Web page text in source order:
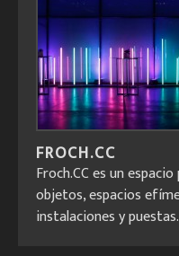
FROCH.CC
Froch.CC es un
objetos, espacios
instalaciones y